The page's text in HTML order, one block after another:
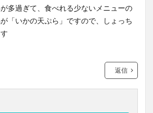
多過ぎて、食べれる少ないメニューの
「いかの天ぷら」ですので、しょっち
返信